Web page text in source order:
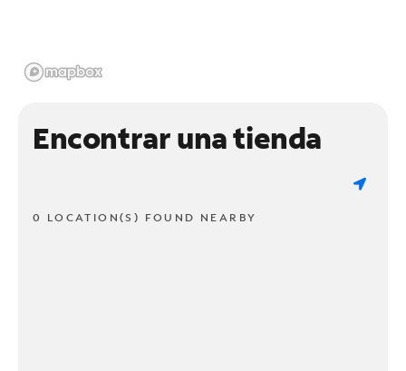
Encontrar una tienda
0 LOCATION(S) FOUND NEARBY